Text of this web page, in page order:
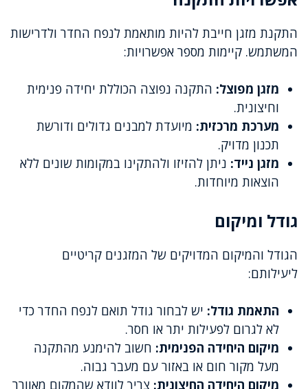
התקנת מזגן חייבת להיות מותאמת לנפח החדר ולדרישות
המשתמש. קיימות מספר אפשרויות:
מזגן מפוצל: התקנה נפוצה הכוללת יחידה פנימית
וחיצונית.
מערכת מרכזית: מיועדת למבנים גדולים ודורשת
תכנון מדויק.
מזגן נייד: ניתן להזיזו ולהתקינו במקומות שונים ללא
הוצאות מיוחדות.
גודל ומיקום
הגודל והמיקום המדויקים של המזגנים קריטיים
ליעילותם:
התאמת גודל: יש לבחור גודל תואם לנפח החדר כדי
לא לגרום לפעילות יתר או חסר.
מיקום היחידה הפנימית: חשוב להימנע מהתקנה
מעל מקור חום או באזור עם מעבר גבוה.
מיקום היחידה החיצונית: צריך לוודא שהמקום מאוורר